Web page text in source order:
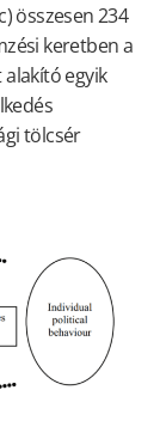
összesen 234
keretben a
egyik
tölcsér